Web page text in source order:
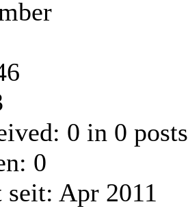
0 in 0 posts
0
Apr 2011